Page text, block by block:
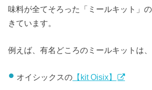
味料が全てそろった「ミールキット」
きています。
例えば、有名どころのミールキットは、
オイシックスの【kit Oisix】